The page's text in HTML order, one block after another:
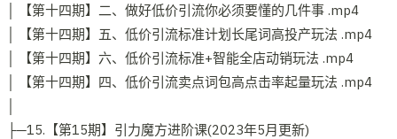
│ 【第十四期】二、做好低价引流你必须要懂的几件事 .mp4
│ 【第十四期】五、低价引流标准计划长尾词高投产玩法 .mp4
│ 【第十四期】六、低价引流标准+智能全店动销玩法 .mp4
│ 【第十四期】四、低价引流卖点词包高点击率起量玩法 .mp4
├─15.【第15期】引力魔方进阶课(2023年5月更新)